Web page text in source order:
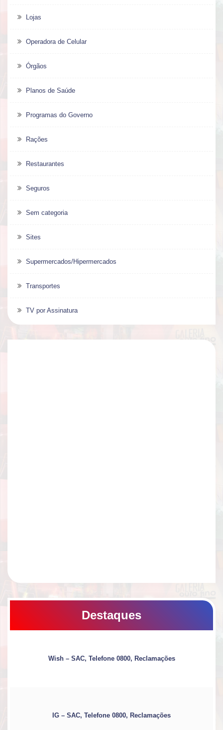
Lojas
Operadora de Celular
Órgãos
Planos de Saúde
Programas do Governo
Rações
Restaurantes
Seguros
Sem categoria
Sites
Supermercados/Hipermercados
Transportes
TV por Assinatura
Destaques
Wish – SAC, Telefone 0800, Reclamações
IG – SAC, Telefone 0800, Reclamações